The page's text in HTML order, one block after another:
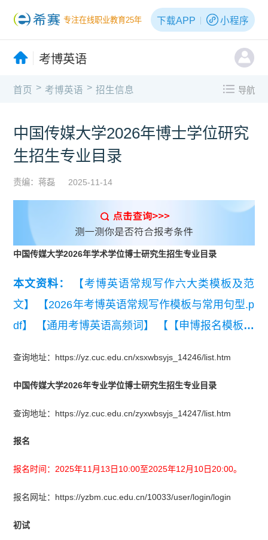
专注在线职业教育25年 下载APP 小程序
考博英语
首页 > 考博英语 > 招生信息 导航
中国传媒大学2026年博士学位研究
生招生专业目录
责编：蒋磊 2025-11-14
中国传媒大学2026年学术学位博士研究生招生专业目录
本文资料：
【考博英语常规写作六大类模板及范
文】
【2026年考博英语常规写作模板与常用句型.p
df】
【通用考博英语高频词】
【【申博报名模板】
查询地址：https://yz.cuc.edu.cn/xsxwbsyjs_14246/list.htm
中国传媒大学2026年专业学位博士研究生招生专业目录
查询地址：https://yz.cuc.edu.cn/zyxwbsyjs_14247/list.htm
报名
报名时间：2025年11月13日10:00至2025年12月10日20:00。
报名网址：https://yzbm.cuc.edu.cn/10033/user/login/login
初试